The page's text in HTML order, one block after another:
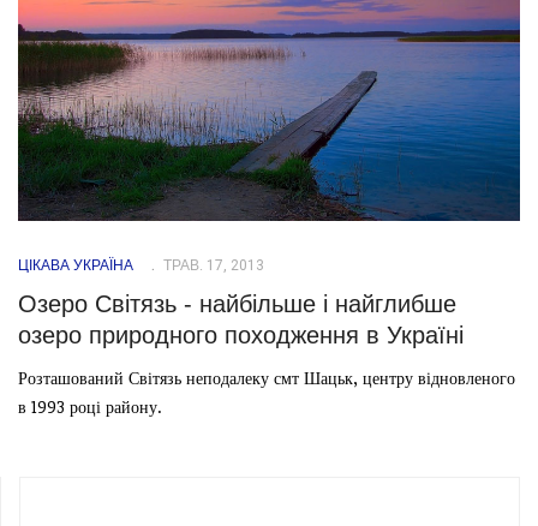
ЦІКАВА УКРАЇНА ТРАВ. 17, 2013
Озеро Світязь - найбільше і найглибше
озеро природного походження в Україні
Розташований Світязь неподалеку смт Шацьк, центру відновленого
в 1993 році району.